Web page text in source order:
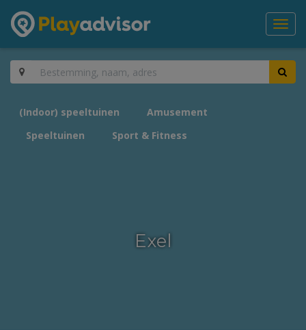
(Indoor) speeltuinen
Amusement
Speeltuinen
Sport & Fitness
Exel